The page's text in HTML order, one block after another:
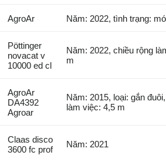
AgroAr Năm: 2022, tình trạng:
Pöttinger
novacat v
10000 ed cl
Năm: 2022, chiều rộng
m
AgroAr
DA4392
Agroar
Năm: 2015, loại: gắn
làm việc: 4,5 m
Claas disco
3600 fc prof
Năm: 2021